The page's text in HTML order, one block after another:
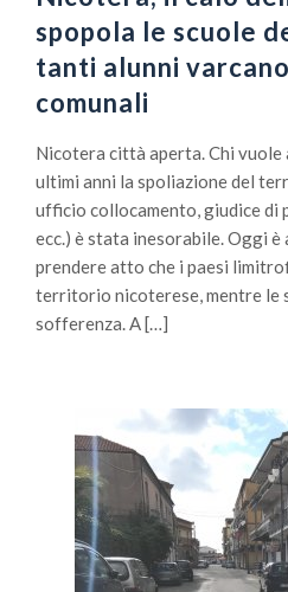
spopola le scuole
tanti alunni
comunali
Nicotera città aperta. Chi vuole
ultimi anni la spoliazione del
ufficio collocamento, giudice di
ecc.) è stata inesorabile. Oggi è
prendere atto che i paesi
territorio nicoterese, mentre le
sofferenza. A […]